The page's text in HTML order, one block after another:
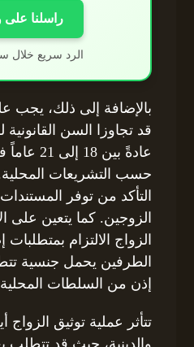
راسلنا على
الرد سريع خلال
بالإضافة إلى ذلك، يجب
قد تجاوزا السن القانونية
عادةً بين
حسب التشريعات
التأكد من توفر
الزوجين. كما يتعين على
الزواج الالتزام بمتطلبات
الطرفين يحمل جنسية
إذن من السلطات
تتأثر عملية توثيق الزواج
والدينية، حيث قد